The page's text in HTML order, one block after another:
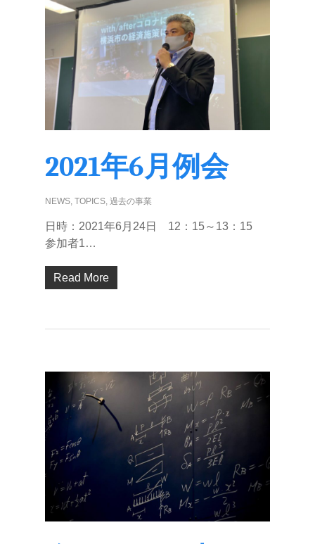
2021年6月例会
NEWS TOPICS 過去の事業
日時：2021年6月24日 12：15～13：15
参加者1…
Read More